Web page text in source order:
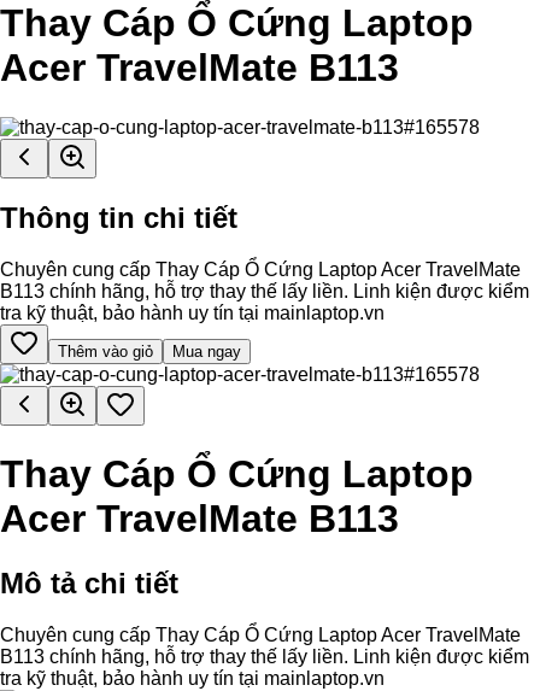
Thay Cáp Ổ Cứng Laptop
Acer TravelMate B113
Thông tin chi tiết
Chuyên cung cấp Thay Cáp Ổ Cứng Laptop Acer TravelMate
B113 chính hãng, hỗ trợ thay thế lấy liền. Linh kiện được kiểm
tra kỹ thuật, bảo hành uy tín tại mainlaptop.vn
Thêm vào giỏ Mua ngay
Thay Cáp Ổ Cứng Laptop
Acer TravelMate B113
Mô tả chi tiết
Chuyên cung cấp Thay Cáp Ổ Cứng Laptop Acer TravelMate
B113 chính hãng, hỗ trợ thay thế lấy liền. Linh kiện được kiểm
tra kỹ thuật, bảo hành uy tín tại mainlaptop.vn